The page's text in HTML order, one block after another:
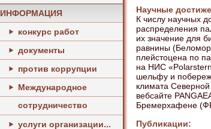
ИНФОРМАЦИЯ
конкурс работ
документы
против коррупции
Международное
сотрудничество
услуги организации...
Научные
К числу научных
распределения
их значение для
равнины
плейстоцена по
на НИС
шельфу и
климата
вебсайте
Бремерхафене
Публикации: